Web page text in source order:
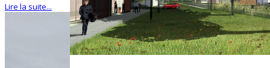
Lire la suite...